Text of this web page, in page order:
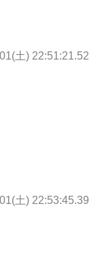
土) 22:51:21.52
土) 22:53:45.39